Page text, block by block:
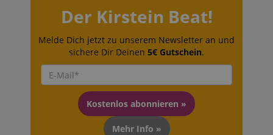
Der Kirstein Beat!
Melde Dich jetzt zu unserem Newsletter an und
sichere Dir Deinen 5€ Gutschein.
Kostenlos abonnieren »
Mehr Info »